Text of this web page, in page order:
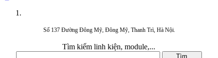
Số 137 Đường Đông Mỹ, Đông Mỹ, Thanh Trì, Hà Nội.
Tìm kiếm linh kiện, module,...